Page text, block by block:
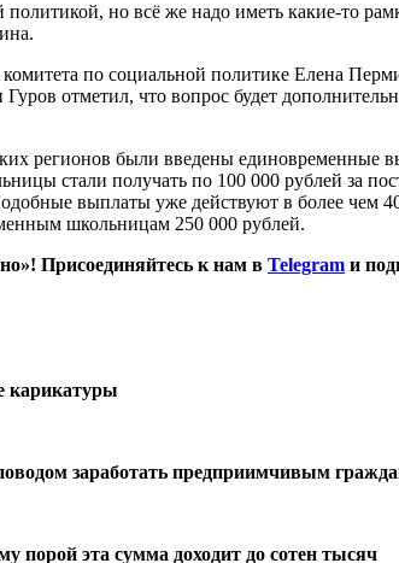
но всё же надо иметь какие-то
по социальной политике Елена
отметил, что вопрос будет
регионов были введены
стали получать по 100 000 рублей за
выплаты уже действуют в более
школьницам 250 000 рублей.
Присоединяйтесь к нам в Telegram и
карикатуры
заработать предприимчивым
порой эта сумма доходит до сотен тысяч